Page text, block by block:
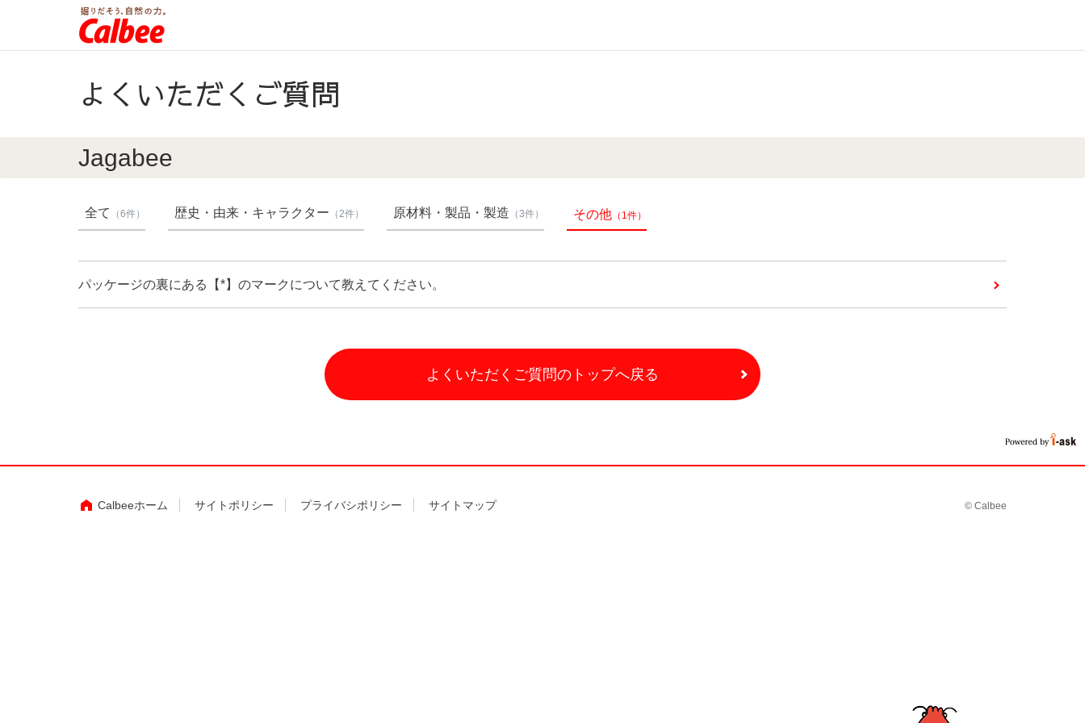
よくいただくご質問
Jagabee
全て （6件） 歴史・由来・キャラクター （2件） 原材料・製品・製造 （3件） その他 （1件）
パッケージの裏にある【*】のマークについて教えてください。
よくいただくご質問の トップへ戻る
Calbeeホーム サイトポリシー プライバシポリシー サイトマップ © Calbee